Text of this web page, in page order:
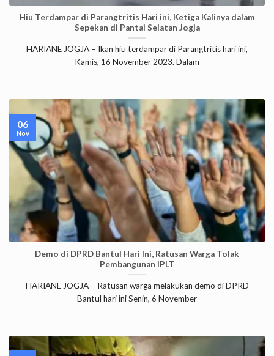
Hiu Terdampar di Parangtritis Hari ini, Ketiga Kalinya dalam
Sepekan di Pantai Selatan Jogja
HARIANE JOGJA – Ikan hiu terdampar di Parangtritis hari ini,
Kamis, 16 November 2023. Dalam
Demo di DPRD Bantul Hari Ini, Ratusan Warga Tolak
Pembangunan IPLT
HARIANE JOGJA – Ratusan warga melakukan demo di DPRD
Bantul hari ini Senin, 6 November
06
Nov